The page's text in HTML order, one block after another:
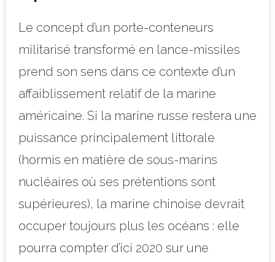
Le concept d’un porte-conteneurs
militarisé transformé en lance-missiles
prend son sens dans ce contexte d’un
affaiblissement relatif de la marine
américaine. Si la marine russe restera une
puissance principalement littorale
(hormis en matière de sous-marins
nucléaires où ses prétentions sont
supérieures), la marine chinoise devrait
occuper toujours plus les océans : elle
pourra compter d’ici 2020 sur une